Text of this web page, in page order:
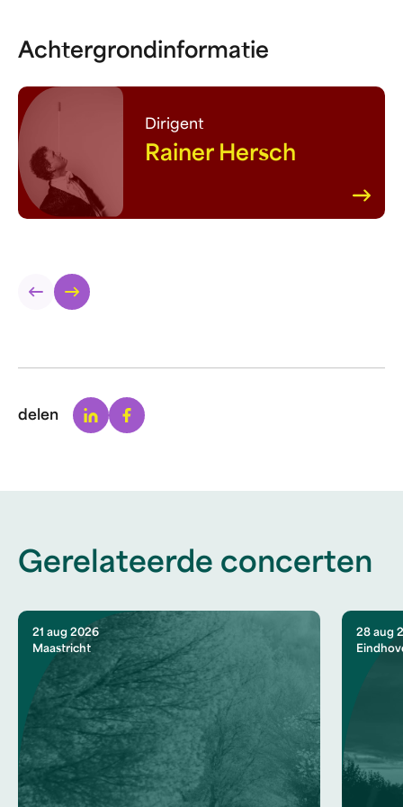
Achtergrondinformatie
Dirigent
Rainer Hersch
delen LinkedinFacebook
Gerelateerde concerten
21 aug 2026
Maastricht
28 aug